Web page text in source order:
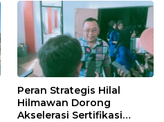
Pekanbaru!
Peran Strategis Hilal
Hilmawan Dorong
Akselerasi Sertifikasi